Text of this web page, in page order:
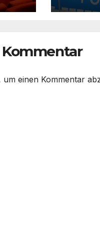
um einen Kommentar